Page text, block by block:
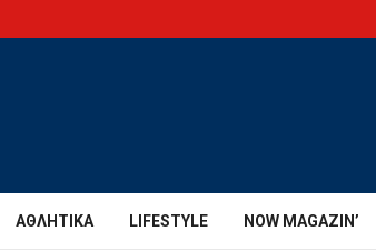
ΑΘΛΗΤΙΚΆ LIFESTYLE NOW MAGAZIN’